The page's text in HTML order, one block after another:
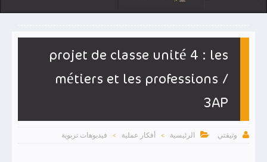
projet de classe unité 4 : les
métiers et les professions /
3AP
 وثيقتي  الرئيسية > أفكار عملية > فيديوهات تربوية